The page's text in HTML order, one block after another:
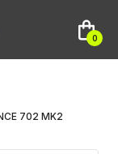
0
702 MK2